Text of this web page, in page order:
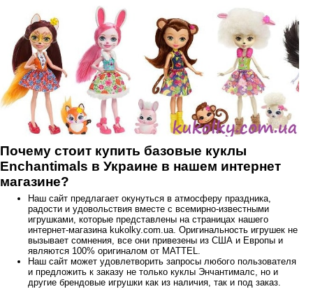
Почему стоит купить базовые куклы
Enchantimals в Украине в нашем интернет
магазине?
Наш сайт предлагает окунуться в атмосферу праздника,
радости и удовольствия вместе с всемирно-известными
игрушками, которые представлены на страницах нашего
интернет-магазина kukolky.com.ua. Оригинальность игрушек не
вызывает сомнения, все они привезены из США и Европы и
являются 100% оригиналом от MATTEL.
Наш сайт может удовлетворить запросы любого пользователя
и предложить к заказу не только куклы Энчантималс, но и
другие брендовые игрушки как из наличия, так и под заказ.